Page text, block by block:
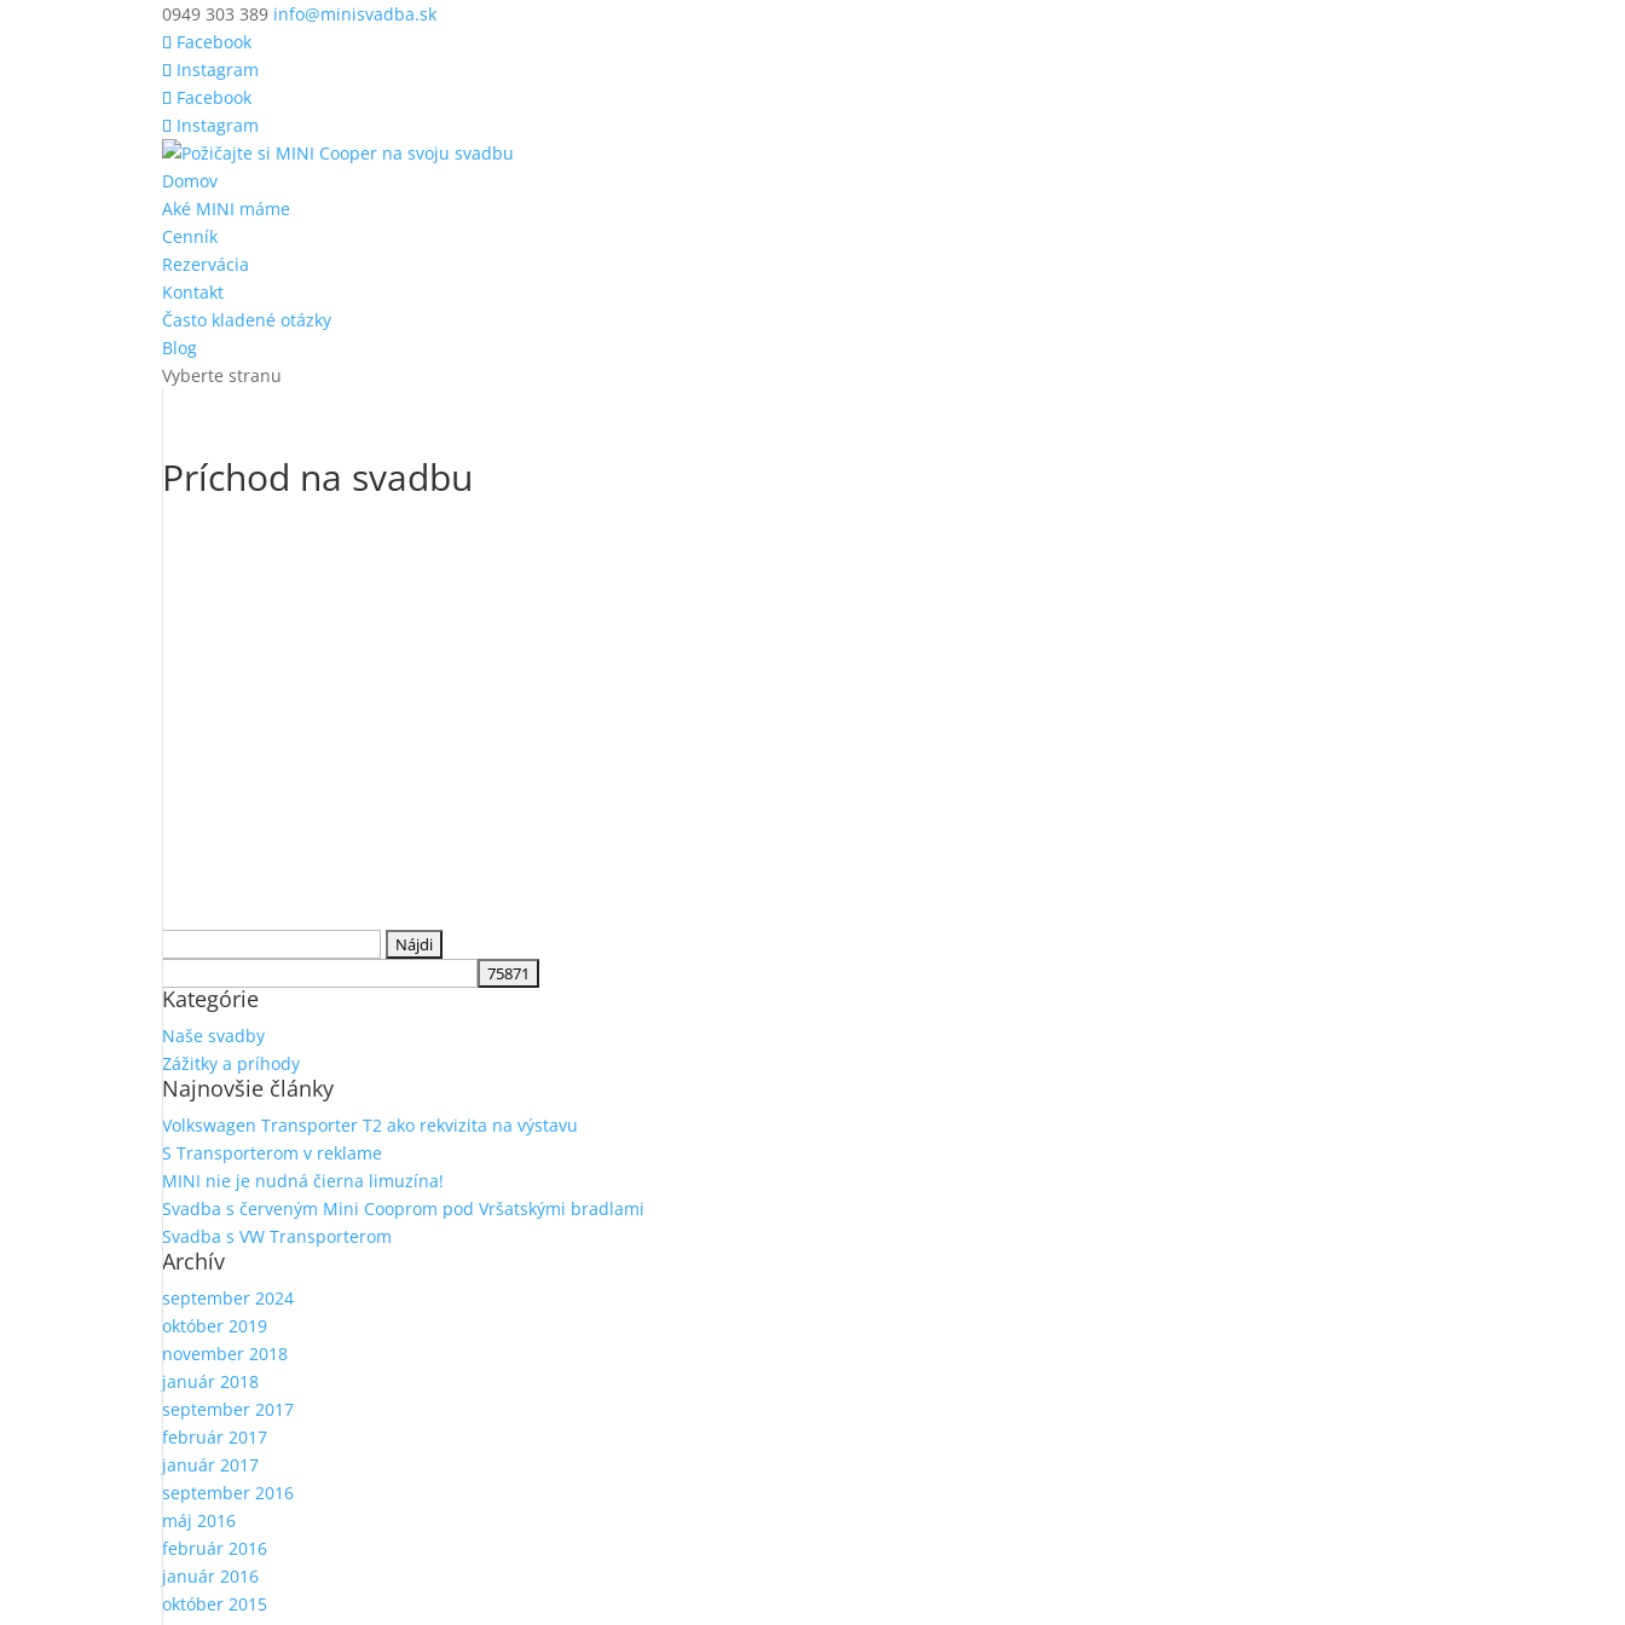
0949 303 389 info@minisvadba.sk
Facebook
Instagram
Facebook
Instagram
Domov
Aké MINI máme
Cenník
Rezervácia
Kontakt
Často kladené otázky
Blog
Vyberte stranu
Príchod na svadbu
Kategórie
Naše svadby
Zážitky a príhody
Najnovšie články
Volkswagen Transporter T2 ako rekvizita na výstavu
S Transporterom v reklame
MINI nie je nudná čierna limuzína!
Svadba s červeným Mini Cooprom pod Vršatskými bradlami
Svadba s VW Transporterom
Archív
september 2024
október 2019
november 2018
január 2018
september 2017
február 2017
január 2017
september 2016
máj 2016
február 2016
január 2016
október 2015